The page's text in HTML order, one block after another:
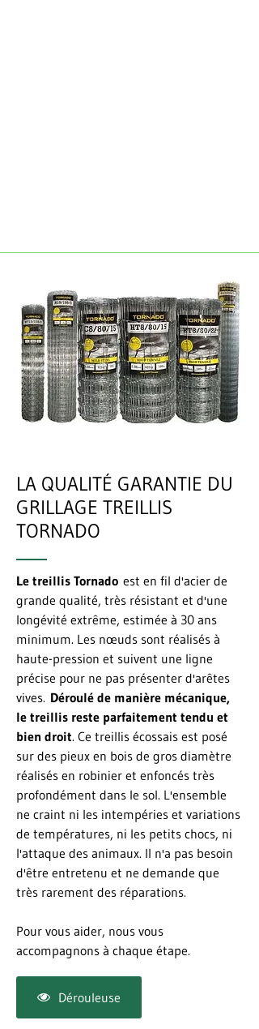
LA QUALITÉ GARANTIE DU
GRILLAGE TREILLIS
TORNADO
Le treillis Tornado est en fil d'acier de
grande qualité, très résistant et d'une
longévité extrême, estimée à 30 ans
minimum. Les nœuds sont réalisés à
haute-pression et suivent une ligne
précise pour ne pas présenter d'arêtes
vives. Déroulé de manière mécanique,
le treillis reste parfaitement tendu et
bien droit. Ce treillis écossais est posé
sur des pieux en bois de gros diamètre
réalisés en robinier et enfoncés très
profondément dans le sol. L'ensemble
ne craint ni les intempéries et variations
de températures, ni les petits chocs, ni
l'attaque des animaux. Il n'a pas besoin
d'être entretenu et ne demande que
très rarement des réparations.
Pour vous aider, nous vous
accompagnons à chaque étape.
Dérouleuse